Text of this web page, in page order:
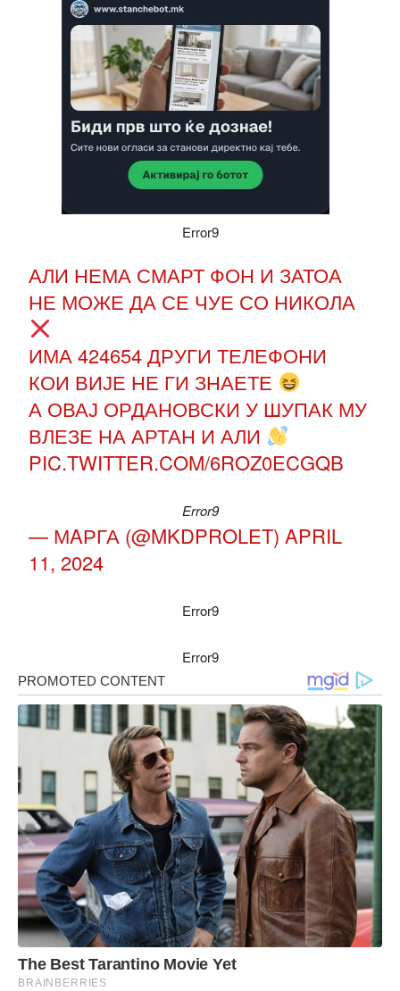
Error9
АЛИ НЕМА СМАРТ ФОН И ЗАТОА
НЕ МОЖЕ ДА СЕ ЧУЕ СО НИКОЛА
ИМА 424654 ДРУГИ ТЕЛЕФОНИ
КОИ ВИЈЕ НЕ ГИ ЗНАЕТЕ
А ОВАЈ ОРДАНОВСКИ У ШУПАК МУ
ВЛЕЗЕ НА АРТАН И АЛИ
PIC.TWITTER.COM/6ROZ0ECGQB
Error9
— МAРГА (@MKDPROLET)APRIL
11, 2024
Error9
Error9